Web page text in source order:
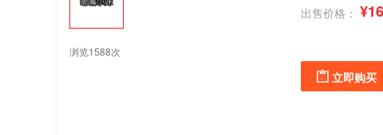
浏览1588次
出售价格：
立即购买